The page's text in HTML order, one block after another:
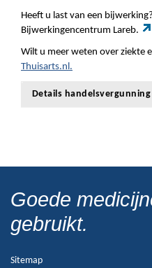
Heeft u last van een
Bijwerkingencentrum Lareb.
Wilt u meer weten over ziekte
Thuisarts.nl.
Details handelsvergunning
Goede
gebruikt.
Sitemap